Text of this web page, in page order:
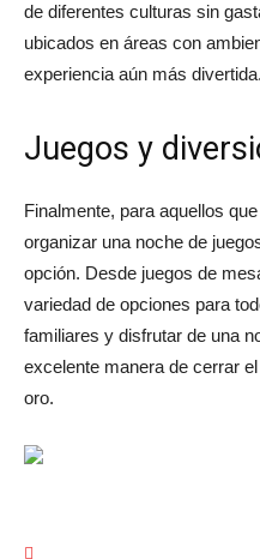
de diferentes culturas sin
ubicados en áreas con
experiencia aún más divertida.
Juegos y
Finalmente, para aquellos
organizar una noche de
opción. Desde juegos de
variedad de opciones para
familiares y disfrutar de una
excelente manera de cerrar
oro.